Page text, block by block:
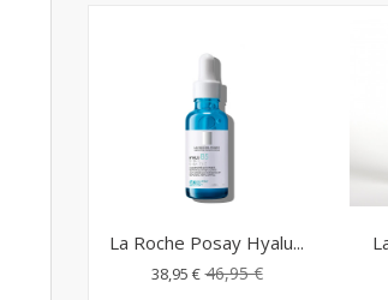
La Roche Posay Hyalu...
38,95 € 46,95 €